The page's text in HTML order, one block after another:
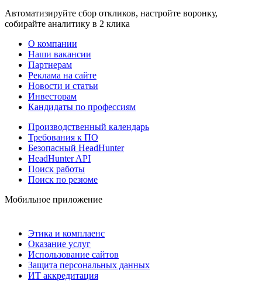
Автоматизируйте сбор откликов, настройте воронку,
собирайте аналитику в 2 клика
О компании
Наши вакансии
Партнерам
Реклама на сайте
Новости и статьи
Инвесторам
Кандидаты по профессиям
Производственный календарь
Требования к ПО
Безопасный HeadHunter
HeadHunter API
Поиск работы
Поиск по резюме
Мобильное приложение
Этика и комплаенс
Оказание услуг
Использование сайтов
Защита персональных данных
ИТ аккредитация